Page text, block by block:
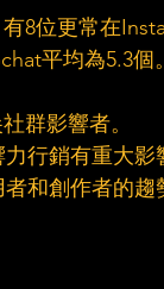
8位更常在
平均為5.3個。
群影響者。
行銷有重大
和創作者的